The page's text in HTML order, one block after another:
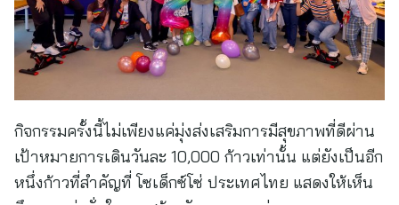
กิจกรรมครั้งนี้ไม่เพียงแค่มุ่งส่งเสริมการมีสุขภาพที่ดีผ่าน
เป้าหมายการเดินวันละ 10,000 ก้าวเท่านั้น แต่ยังเป็นอีก
หนึ่งก้าวที่สำคัญที่ โซเด็กซ์โซ่ ประเทศไทย แสดงให้เห็น